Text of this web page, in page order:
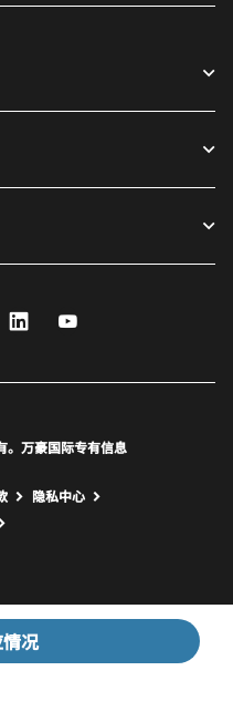
况
LinkedIn
。万豪国际专有信息
隐私中心
窗口